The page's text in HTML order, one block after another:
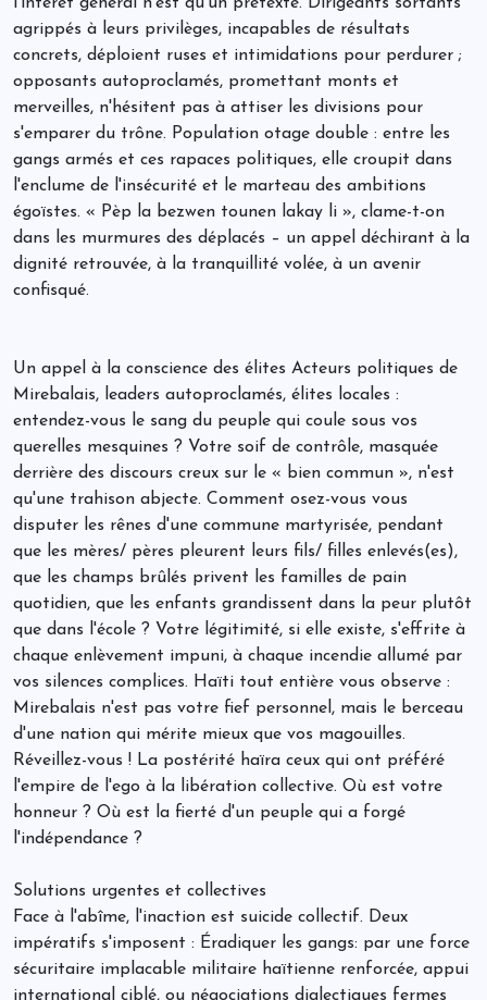
agrippés à leurs privilèges, incapables de résultats
concrets, déploient ruses et intimidations pour perdurer ;
opposants autoproclamés, promettant monts et
merveilles, n'hésitent pas à attiser les divisions pour
s'emparer du trône. Population otage double : entre les
gangs armés et ces rapaces politiques, elle croupit dans
l'enclume de l'insécurité et le marteau des ambitions
égoïstes. « Pèp la bezwen tounen lakay li », clame-t-on
dans les murmures des déplacés – un appel déchirant à la
dignité retrouvée, à la tranquillité volée, à un avenir
confisqué.
Un appel à la conscience des élites Acteurs politiques de
Mirebalais, leaders autoproclamés, élites locales :
entendez-vous le sang du peuple qui coule sous vos
querelles mesquines ? Votre soif de contrôle, masquée
derrière des discours creux sur le « bien commun », n'est
qu'une trahison abjecte. Comment osez-vous vous
disputer les rênes d'une commune martyrisée, pendant
que les mères/ pères pleurent leurs fils/ filles enlevés(es),
que les champs brûlés privent les familles de pain
quotidien, que les enfants grandissent dans la peur plutôt
que dans l'école ? Votre légitimité, si elle existe, s'effrite à
chaque enlèvement impuni, à chaque incendie allumé par
vos silences complices. Haïti tout entière vous observe :
Mirebalais n'est pas votre fief personnel, mais le berceau
d'une nation qui mérite mieux que vos magouilles.
Réveillez-vous ! La postérité haïra ceux qui ont préféré
l'empire de l'ego à la libération collective. Où est votre
honneur ? Où est la fierté d'un peuple qui a forgé
l'indépendance ?
Solutions urgentes et collectives
Face à l'abîme, l'inaction est suicide collectif. Deux
impératifs s'imposent : Éradiquer les gangs: par une force
sécuritaire implacable militaire haïtienne renforcée, appui
international ciblé, ou négociations dialectiques fermes